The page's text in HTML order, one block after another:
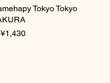
快速瀏覽
Tokyo Tokyo